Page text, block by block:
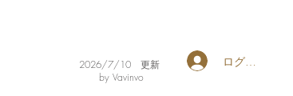
​2026/7/10 更新
by Vavinvo
ログイン